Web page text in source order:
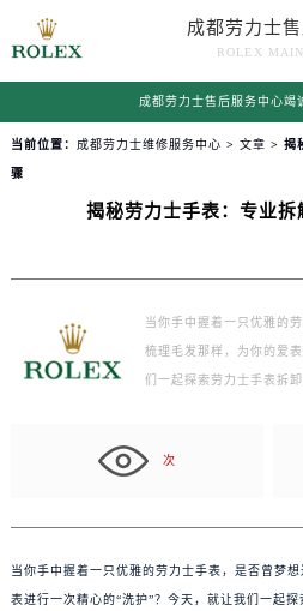
成都劳力士
ROLEX
成都劳力士售后服务中心竭
当前位置： 成都劳力士维修服务中心 > 文章 > 揭
骤
揭秘劳力士手表：专业拆
当你手中握着一只优雅的
梳理毛发那样，为你的爱
们一起探索劳力士手表拆
次
当你手中握着一只优雅的劳力士手表，是否曾梦
表进行一次精心的“洗护”？今天，就让我们一起